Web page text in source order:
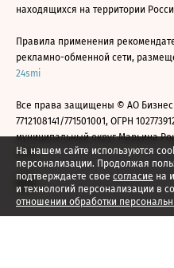
На нашем сайте используются
персонализации. Продолжая
подтверждаете свое согласие на
и технологий персонализации в
отношении обработки
находящихся на территории
Правила применения
рекламно-обменной сети,
24smi
Все права защищены © АО
7712108141/771501001, ОГРН
муниципальный округ Марьина
2026